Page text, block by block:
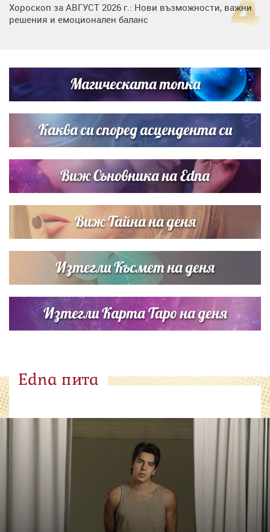
Хороскоп за АВГУСТ 2026 г.: Нови възможности, важни
решения и емоционален баланс
си деца на семейна морска приказка
Звездна ваканция в Майорка: Дженифър Анистън,
Кортни Кокс и Джим Къртис заедно на яхта
Магическата топка
Каква си според асцендента си
Виж Съновника на Edna
Виж Тайна на деня
Изтегли Късмет на деня
Изтегли Карта Таро на деня
Edna пита